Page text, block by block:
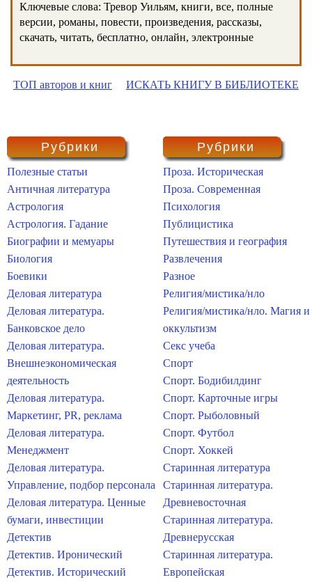
Ключевые слова: Тревор Уильям, книги, все, полные
версии, романы, повести, произведения, рассказы,
скачать, читать, бесплатно, онлайн, электронные
ТОП авторов и книг ИСКАТЬ КНИГУ В БИБЛИОТЕКЕ
Рубрики
Полезные статьи
Античная литература
Астрология
Астрология. Гадание
Биографии и мемуары
Биология
Боевики
Деловая литература
Деловая литература.
Банковское дело
Деловая литература.
Внешнеэкономическая
деятельность
Деловая литература.
Маркетинг, PR, реклама
Деловая литература.
Менеджмент
Деловая литература.
Управление, подбор персонала
Деловая литература. Ценные
бумаги, инвестиции
Детектив
Детектив. Иронический
Детектив. Исторический
Рубрики
Проза. Историческая
Проза. Современная
Психология
Публицистика
Путешествия и география
Развлечения
Разное
Религия/мистика/нло
Религия/мистика/нло. Магия и
оккультизм
Секс учеба
Спорт
Спорт. Бодибилдинг
Спорт. Карточные игры
Спорт. Рыболовный
Спорт. Футбол
Спорт. Хоккей
Старинная литература
Старинная литература.
Древневосточная
Старинная литература.
Древнерусская
Старинная литература.
Европейская